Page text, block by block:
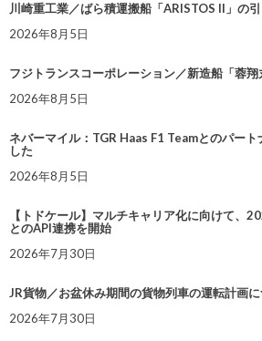
川崎重工業／ばら積運搬船「ARISTOS II」の
2026年8月5日
フジトランスコーポレーション／新造船「蓉翔
2026年8月5日
ネバーマイル：TGR Haas F1 Teamとのパー
した
2026年8月5日
【トドケール】マルチキャリア化に向けて、
とのAPI連携を開始
2026年7月30日
JR貨物／お盆休み期間の貨物列車の運転計画
2026年7月30日